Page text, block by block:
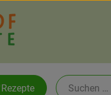
Rezepte